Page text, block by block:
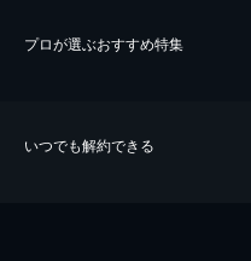
プロが選ぶおすすめ特集
いつでも解約できる